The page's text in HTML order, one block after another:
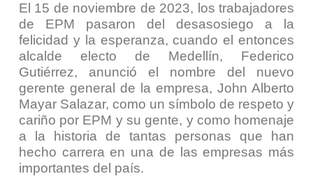
El 15 de noviembre de 2023, los trabajadores
de EPM pasaron del desasosiego a la
felicidad y la esperanza, cuando el entonces
alcalde electo de Medellín, Federico
Gutiérrez, anunció el nombre del nuevo
gerente general de la empresa, John Alberto
Mayar Salazar, como un símbolo de respeto y
cariño por EPM y su gente, y como homenaje
a la historia de tantas personas que han
hecho carrera en una de las empresas más
importantes del país.